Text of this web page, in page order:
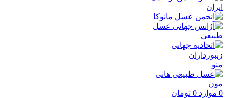
منو
0 موارد 0 تومان